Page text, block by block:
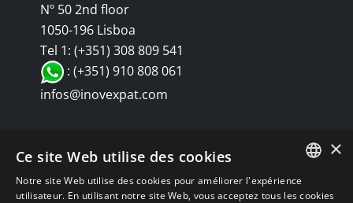
Nº 50 2nd floor
1050-196 Lisboa
Tel 1: (+351) 308 809 541
: (+351) 910 808 061
infos@inovexpat.com
FRENCH
×
Ce site Web utilise des cookies
Notre site Web utilise des cookies pour améliorer l'expérience
utilisateur. En utilisant notre site Web, vous acceptez tous les cookies